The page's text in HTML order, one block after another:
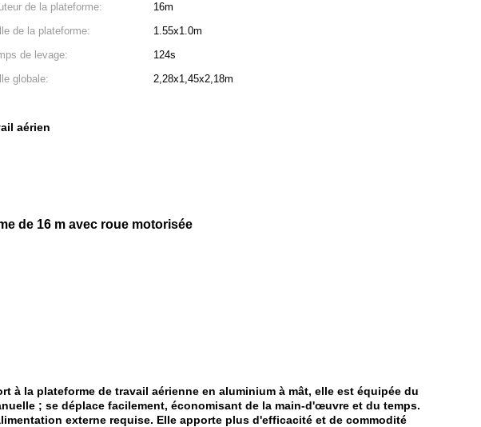
de la plateforme:
16m
de la plateforme:
1.55x1.0m
de levage:
124s
globale:
2,28x1,45x2,18m
aérien
de 16 m avec roue motorisée
la plateforme de travail aérienne en aluminium à mât, elle est équipée du
; se déplace facilement, économisant de la main-d'œuvre et du temps.
externe requise. Elle apporte plus d'efficacité et de commodité